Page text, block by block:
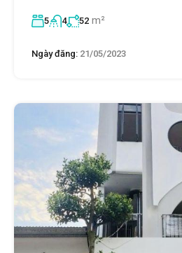
5 4 52 m²
Ngày đăng: 21/05/2023